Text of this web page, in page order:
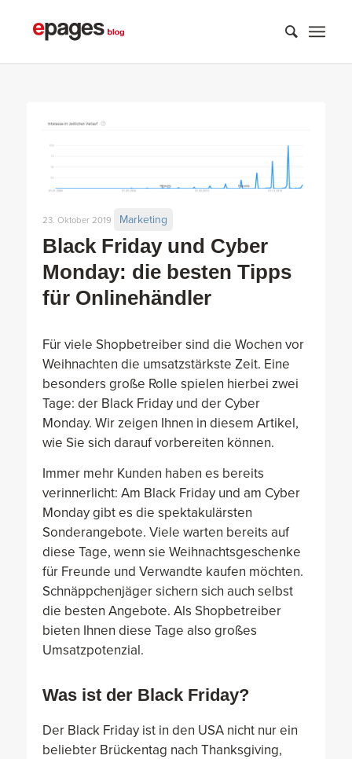
Black Friday und Cyber
Monday: die besten Tipps
für Onlinehändler
23. Oktober 2019 Marketing
Für viele Shopbetreiber sind die Wochen vor
Weihnachten die umsatzstärkste Zeit. Eine
besonders große Rolle spielen hierbei zwei
Tage: der Black Friday und der Cyber
Monday. Wir zeigen Ihnen in diesem Artikel,
wie Sie sich darauf vorbereiten können.
Immer mehr Kunden haben es bereits
verinnerlicht: Am Black Friday und am Cyber
Monday gibt es die spektakulärsten
Sonderangebote. Viele warten bereits auf
diese Tage, wenn sie Weihnachtsgeschenke
für Freunde und Verwandte kaufen möchten.
Schnäppchenjäger sichern sich auch selbst
die besten Angebote. Als Shopbetreiber
bieten Ihnen diese Tage also großes
Umsatzpotenzial.
Was ist der Black Friday?
Der Black Friday ist in den USA nicht nur ein
beliebter Brückentag nach Thanksgiving,